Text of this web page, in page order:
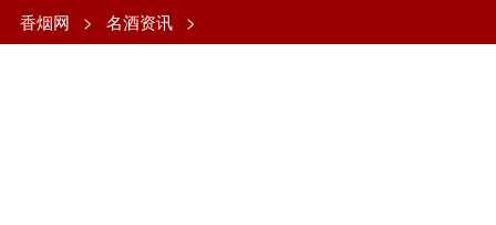
香烟网 > 名酒资讯 >